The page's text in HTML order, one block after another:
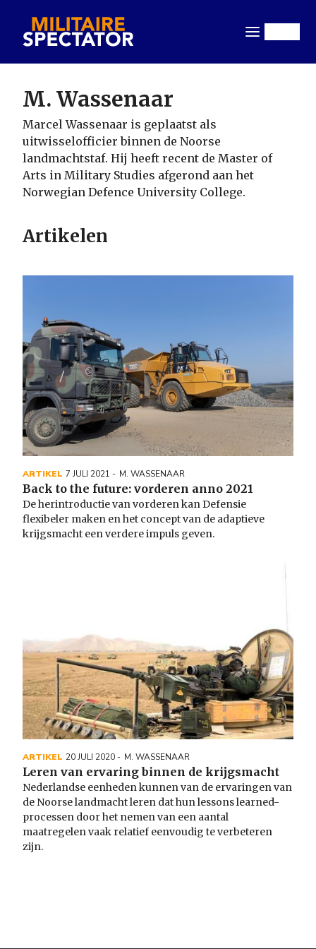
naar
gaanM. Wassenaar
Marcel Wassenaar is geplaatst als
uitwisselofficier binnen de Noorse
landmachtstaf. Hij heeft recent de Master of
Arts in Military Studies afgerond aan het
Norwegian Defence University College.
Artikelen
ARTIKEL 7 JULI 2021 M. WASSENAAR
Back to the future: vorderen anno 2021
De herintroductie van vorderen kan Defensie
flexibeler maken en het concept van de adaptieve
krijgsmacht een verdere impuls geven.
ARTIKEL 20 JULI 2020 M. WASSENAAR
Leren van ervaring binnen de krijgsmacht
Nederlandse eenheden kunnen van de ervaringen van
de Noorse landmacht leren dat hun lessons learned-
processen door het nemen van een aantal
maatregelen vaak relatief eenvoudig te verbeteren
zijn.